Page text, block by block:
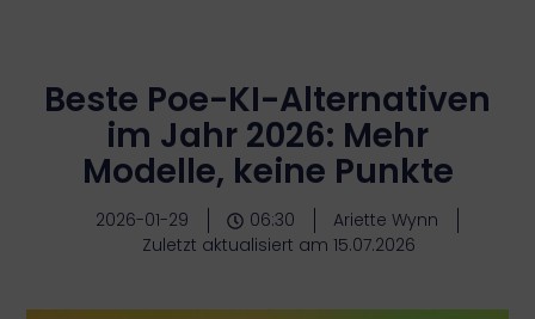
Beste Poe-KI-Alternativen
im Jahr 2026: Mehr
Modelle, keine Punkte
2026-01-29 06:30
Ariette Wynn
Zuletzt aktualisiert am 15.07.2026